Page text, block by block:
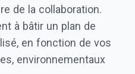
de la collaboration.
à bâtir un plan de
en fonction de vos
environnementaux